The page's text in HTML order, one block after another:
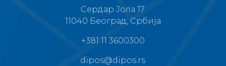
Сердар Јола 17
11040 Београд, Србија
+381 11 3600300
dipos@dipos.rs